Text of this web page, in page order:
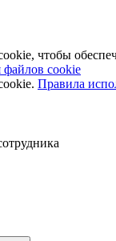
чтобы
файлов cookie
Правила